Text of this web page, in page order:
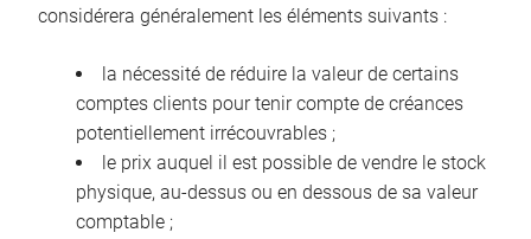
considérera généralement les éléments suivants :
la nécessité de réduire la valeur de certains
comptes clients pour tenir compte de créances
potentiellement irrécouvrables ;
le prix auquel il est possible de vendre le stock
physique, au-dessus ou en dessous de sa valeur
comptable ;